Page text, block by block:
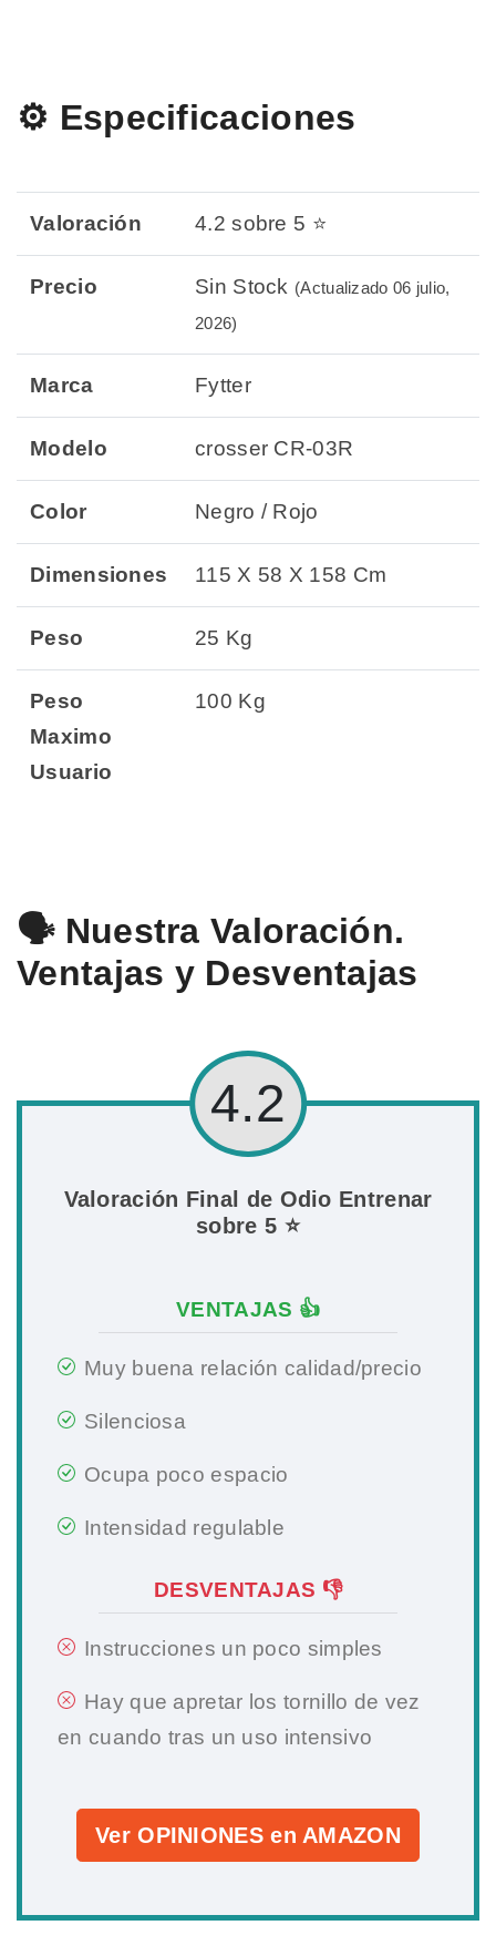
⚙️ Especificaciones
Valoración 4.2 sobre 5 ⭐
Precio Sin Stock (Actualizado 06 julio,
2026)
Marca Fytter
Modelo crosser CR-03R
Color Negro / Rojo
Dimensiones 115 X 58 X 158 Cm
Peso 25 Kg
Peso
Maximo
Usuario
100 Kg
🗣️ Nuestra Valoración.
Ventajas y Desventajas
4.2
Valoración Final de Odio Entrenar
sobre 5 ⭐
VENTAJAS 👍
Muy buena relación calidad/precio
Silenciosa
Ocupa poco espacio
Intensidad regulable
DESVENTAJAS 👎
Instrucciones un poco simples
Hay que apretar los tornillo de vez
en cuando tras un uso intensivo
Ver OPINIONES en AMAZON